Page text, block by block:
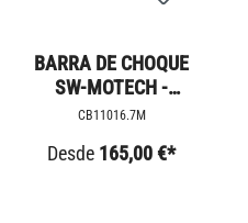
BARRA DE CHOQUE
SW-MOTECH -
TRIUMPH
CB11016.7M
Desde 165,00 €*